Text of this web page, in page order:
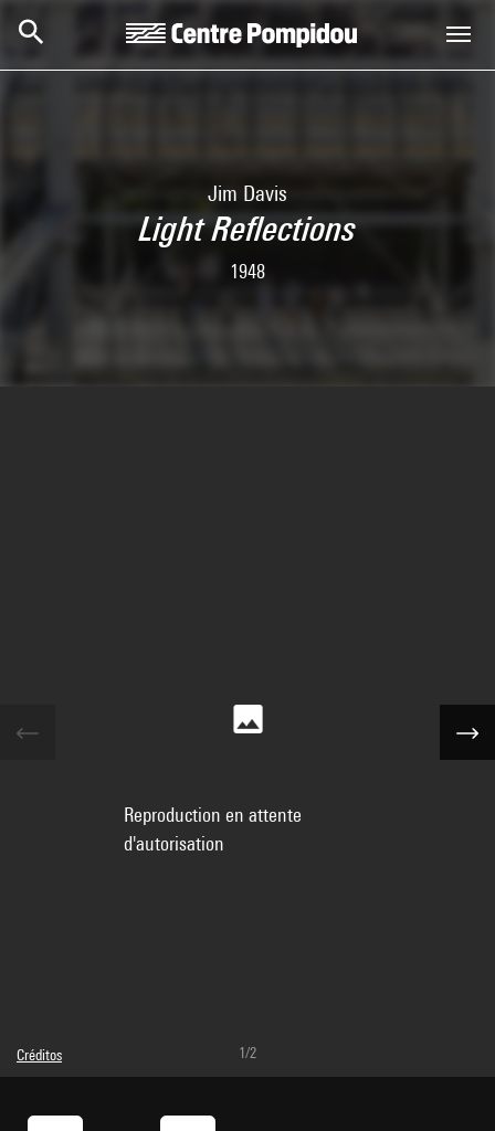
Jim Davis
Light Reflections
1948
Reproduction en attente
d'autorisation
Créditos
Leyenda : Vue n°1
Créditos fotográficos : Centre Pompidou, MNAM-CCI/Service de la documentation
1/2